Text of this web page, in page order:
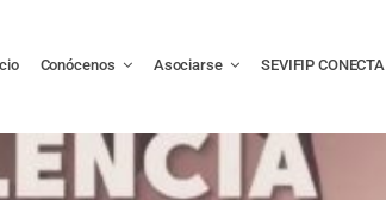
Conócenos Asociarse SEVIFIP CONECTA